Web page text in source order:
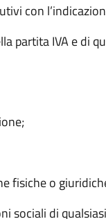
con
partita IVA e di
fisiche o
sociali di